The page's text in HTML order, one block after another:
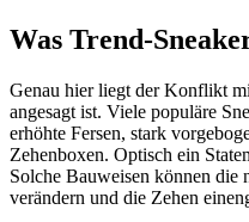
Was Trend-
Genau hier liegt der Konflikt
angesagt ist. Viele populäre
erhöhte Fersen, stark
Zehenboxen. Optisch ein
Solche Bauweisen können
verändern und die Zehen